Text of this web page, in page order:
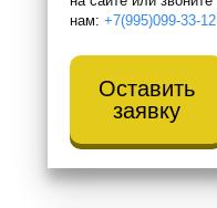
нам:+7(995)099-33-12
Оставить
заявку